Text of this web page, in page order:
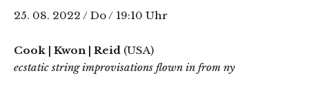
25. 08. 2022 / Do / 19:10 Uhr
Cook | Kwon | Reid (USA)
ecstatic string improvisations flown in from ny